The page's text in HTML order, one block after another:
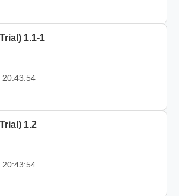
1.1-1
20:43:54
1.2
20:43:54